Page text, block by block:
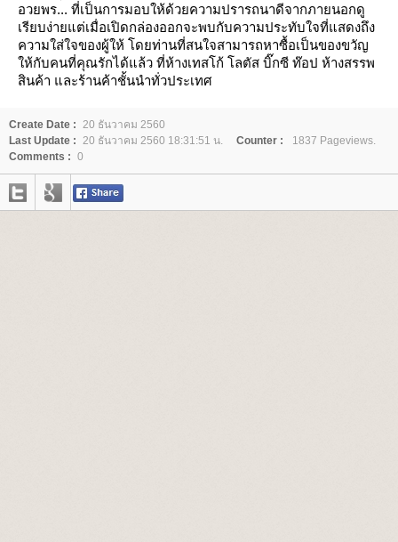
อวยพร... ที่เป็นการมอบให้ด้วยความปรารถนาดีจากภายนอกดู
เรียบง่ายแต่เมื่อเปิดกล่องออกจะพบกับความประทับใจที่แสดงถึง
ความใส่ใจของผู้ให้ โดยท่านที่สนใจสามารถหาซื้อเป็นของขวัญ
ห้กับคนที่คุณรักได้แล้ว ที่ห้างเทสโก้ โลตัส บิ๊กซี ท๊อป ห้างสรรพ
สินค้า และร้านค้าชั้นนำทั่วประเทศ
Create Date : 20 ธันวาคม 2560
Last Update : 20 ธันวาคม 2560 18:31:51 น. Counter :
1837 Pageviews.
Comments : 0